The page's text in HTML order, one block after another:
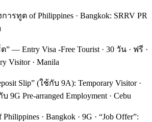
ารทูต of Philippines · Bangkok: SRRV PR
— Entry Visa -Free Tourist · 30 วัน · ฟรี ·
Visitor · Manila
Slip” (ใช้กับ 9A): Temporary Visitor ·
9G Pre-arranged Employment · Cebu
· Bangkok · 9G · “Job Offer”: